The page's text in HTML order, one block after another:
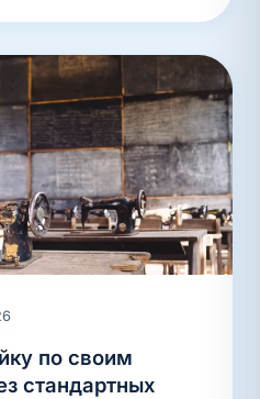
по своим
стандартных